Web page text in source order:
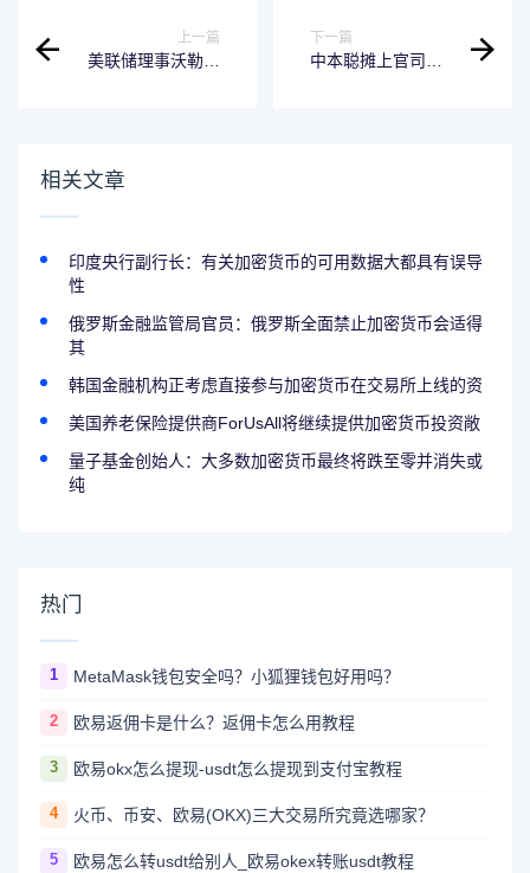
上一篇
美联储理事沃勒认
下一篇
中本聪摊上官司？
相关文章
印度央行副行长：有关加密货币的可用数据大都具有误导
性
俄罗斯金融监管局官员：俄罗斯全面禁止加密货币会适得
其
韩国金融机构正考虑直接参与加密货币在交易所上线的资
美国养老保险提供商ForUsAll将继续提供加密货币投资敞
量子基金创始人：大多数加密货币最终将跌至零并消失或
纯
热门
1 MetaMask钱包安全吗？小狐狸钱包好用吗？
2 欧易返佣卡是什么？返佣卡怎么用教程
3 欧易okx怎么提现-usdt怎么提现到支付宝教程
4 火币、币安、欧易(OKX)三大交易所究竟选哪家？
5 欧易怎么转usdt给别人_欧易okex转账usdt教程